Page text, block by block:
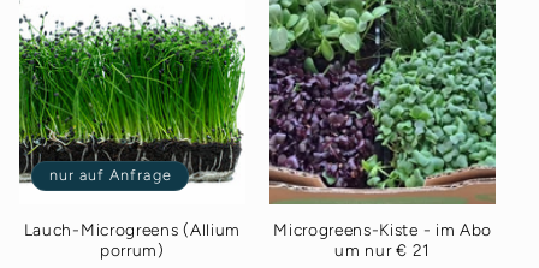
nur auf Anfrage
Lauch-Microgreens (Allium
porrum)
Microgreens-Kiste - im Abo
um nur € 21